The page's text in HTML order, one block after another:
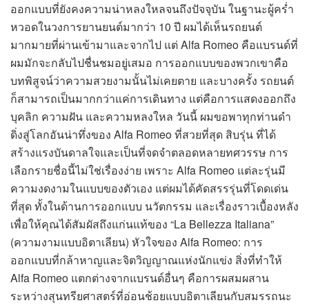
ออกแบบที่ยังคงความน่าหลงใหลจนถึงปัจจุบัน ในฐานะผู้คร่ำ
หวอดในวงการยานยนต์มากว่า 10 ปี ผมได้เห็นรถยนต์
มากมายที่ผ่านเข้ามาและจากไป แต่ Alfa Romeo คือแบรนด์ที่
ผมมักจะกลับไปชื่นชมอยู่เสมอ การออกแบบของพวกเขาคือ
บทพิสูจน์ว่าความสวยงามนั้นไม่เคยตาย และบางครั้ง รถยนต์
ก็สามารถเป็นมากกว่าแค่การเดินทาง แต่คือการแสดงออกถึง
บุคลิก ความฝัน และความหลงใหล วันนี้ ผมขอพาทุกท่านดำ
ดิ่งสู่โลกอันน่าทึ่งของ Alfa Romeo ที่สวยที่สุด สิบรุ่น ที่ได้
สร้างแรงบันดาลใจและเป็นที่จดจำตลอดหลายทศวรรษ การ
เลือกรายชื่อนี้ไม่ใช่เรื่องง่าย เพราะ Alfa Romeo แต่ละรุ่นมี
ความงดงามในแบบของตัวเอง แต่ผมได้คัดสรรรุ่นที่โดดเด่น
ที่สุด ทั้งในด้านการออกแบบ นวัตกรรม และเรื่องราวเบื้องหลัง
เพื่อให้คุณได้สัมผัสถึงแก่นแท้ของ “La Bellezza Italiana”
(ความงามแบบอิตาเลียน) หัวใจของ Alfa Romeo: การ
ออกแบบที่กล้าหาญและจิตวิญญาณแห่งนักแข่ง สิ่งที่ทำให้
Alfa Romeo แตกต่างจากแบรนด์อื่นๆ คือการผสมผสาน
ระหว่างสุนทรียศาสตร์ที่อ่อนช้อยแบบอิตาเลียนกับสมรรถนะ